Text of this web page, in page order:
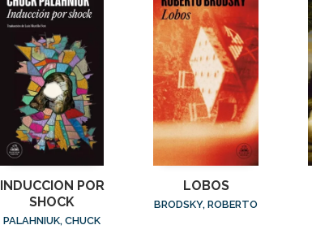
INDUCCION POR
SHOCK
PALAHNIUK, CHUCK
LOBOS
BRODSKY, ROBERTO